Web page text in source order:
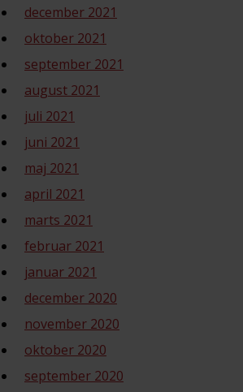
december 2021
oktober 2021
september 2021
august 2021
juli 2021
juni 2021
maj 2021
april 2021
marts 2021
februar 2021
januar 2021
december 2020
november 2020
oktober 2020
september 2020